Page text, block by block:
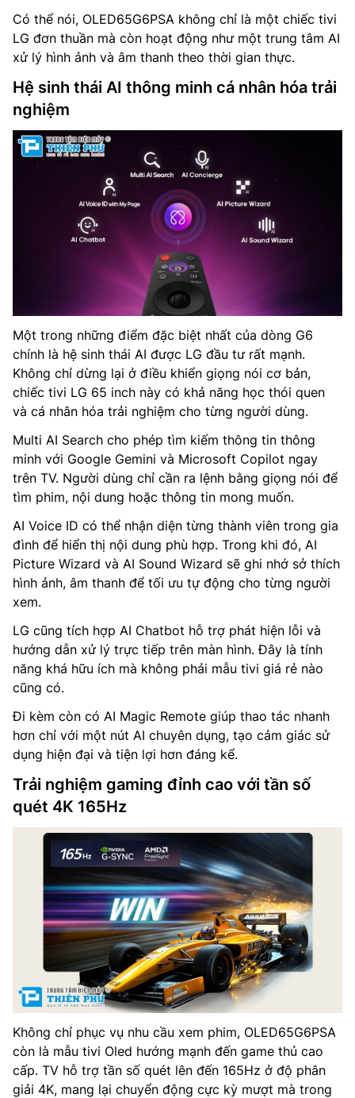
Có thể nói, OLED65G6PSA không chỉ là một chiếc tivi
LG đơn thuần mà còn hoạt động như một trung tâm AI
xử lý hình ảnh và âm thanh theo thời gian thực.
Hệ sinh thái AI thông minh cá nhân hóa trải
nghiệm
Một trong những điểm đặc biệt nhất của dòng G6
chính là hệ sinh thái AI được LG đầu tư rất mạnh.
Không chỉ dừng lại ở điều khiển giọng nói cơ bản,
chiếc tivi LG 65 inch này có khả năng học thói quen
và cá nhân hóa trải nghiệm cho từng người dùng.
Multi AI Search cho phép tìm kiếm thông tin thông
minh với Google Gemini và Microsoft Copilot ngay
trên TV. Người dùng chỉ cần ra lệnh bằng giọng nói để
tìm phim, nội dung hoặc thông tin mong muốn.
AI Voice ID có thể nhận diện từng thành viên trong gia
đình để hiển thị nội dung phù hợp. Trong khi đó, AI
Picture Wizard và AI Sound Wizard sẽ ghi nhớ sở thích
hình ảnh, âm thanh để tối ưu tự động cho từng người
xem.
LG cũng tích hợp AI Chatbot hỗ trợ phát hiện lỗi và
hướng dẫn xử lý trực tiếp trên màn hình. Đây là tính
năng khá hữu ích mà không phải mẫu tivi giá rẻ nào
cũng có.
Đi kèm còn có AI Magic Remote giúp thao tác nhanh
hơn chỉ với một nút AI chuyên dụng, tạo cảm giác sử
dụng hiện đại và tiện lợi hơn đáng kể.
Trải nghiệm gaming đỉnh cao với tần số
quét 4K 165Hz
Không chỉ phục vụ nhu cầu xem phim, OLED65G6PSA
còn là mẫu tivi Oled hướng mạnh đến game thủ cao
cấp. TV hỗ trợ tần số quét lên đến 165Hz ở độ phân
giải 4K, mang lại chuyển động cực kỳ mượt mà trong